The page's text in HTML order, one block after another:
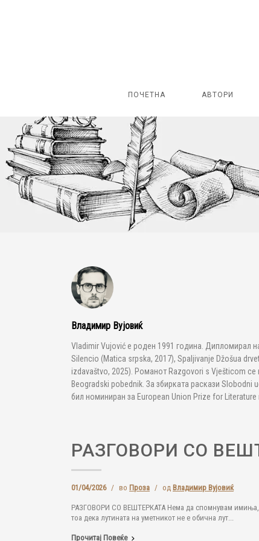
ПОЧЕТНА АВТОРИ
Владимир Вујовиќ
Vladimir Vujović е роден 1991 година. Дипломирал
Silencio (Matica srpska, 2017), Spaljivanje Džošua
izdavaštvo, 2025). Романот Razgovori s Vješticom се
Beogradski pobednik. За збирката раскази Slobodni
бил номиниран за European Union Prize for Literature
РАЗГОВОРИ СО
01/04/2026 / во Проза / од Владимир Вујовиќ
РАЗГОВОРИ СО ВЕШТЕРКАТА Нема да спомнувам имиња,
тоа дека лутината на уметникот не е обична лут...
Прочитај Повеќе